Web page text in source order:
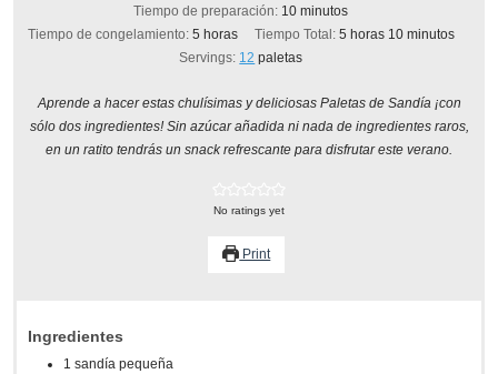
Tiempo de preparación: 10minutos
minutos
Tiempo de congelamiento:5 horas
horas Tiempo Total: 5horas
horas 10minutos
minutos
Servings: 12 paletas
Aprende a hacer estas chulísimas y deliciosas Paletas de Sandía ¡con
sólo dos ingredientes! Sin azúcar añadida ni nada de ingredientes raros,
en un ratito tendrás un snack refrescante para disfrutar este verano.
No ratings yet
Print
Ingredientes
1 sandía pequeña